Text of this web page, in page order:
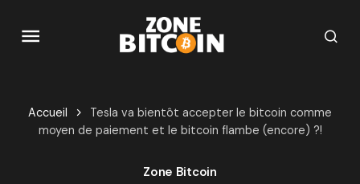
Accueil
Tesla va bientôt accepter le bitcoin comme
moyen de paiement et le bitcoin flambe (encore) ?!
Zone Bitcoin